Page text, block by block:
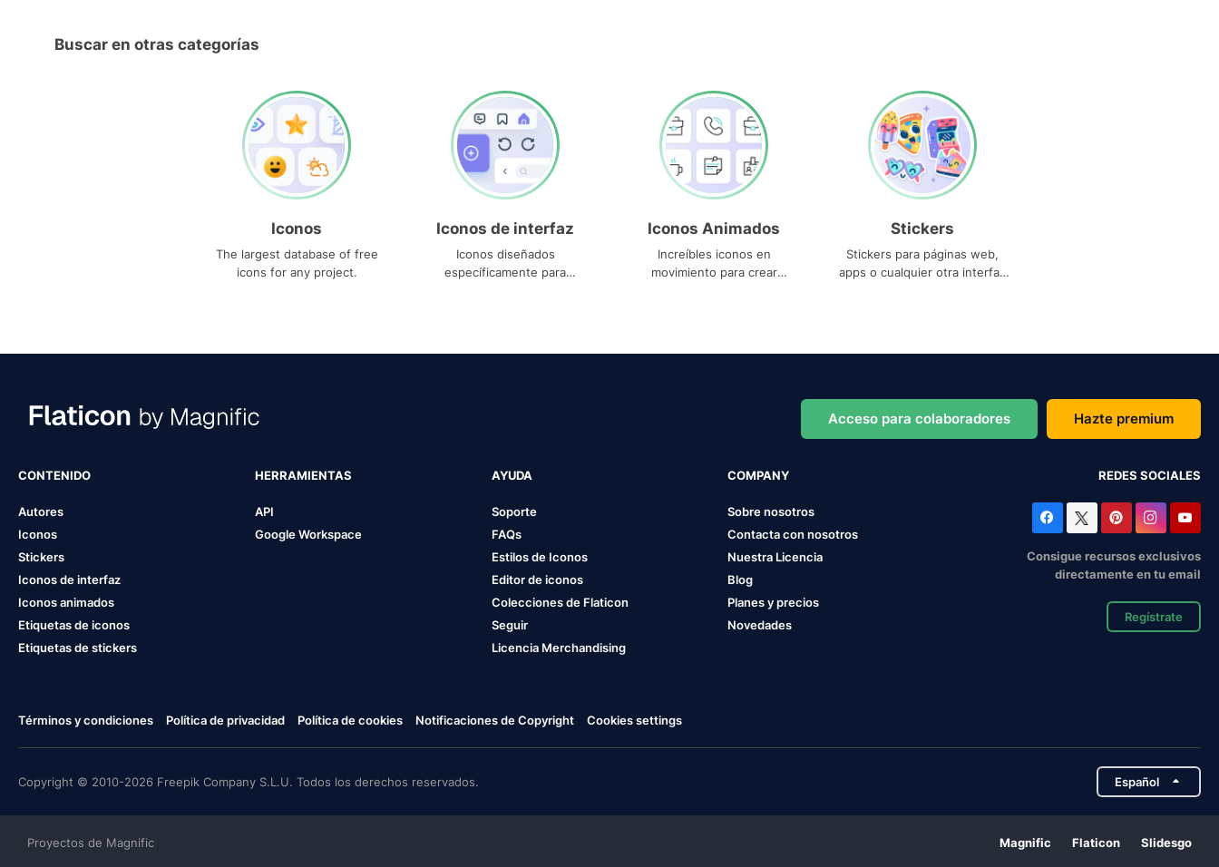
Buscar en otras categorías
Iconos
The largest database of free
icons for any project.
Iconos de interfaz
Iconos diseñados
específicamente para
Iconos Animados
Increíbles iconos en
movimiento para crear
Stickers
Stickers para páginas web,
apps o cualquier otra interfaz
Acceso para colaboradores Hazte premium
CONTENIDO
Autores
Iconos
Stickers
Iconos de interfaz
Iconos animados
Etiquetas de iconos
Etiquetas de stickers
HERRAMIENTAS
API
Google Workspace
AYUDA
Soporte
FAQs
Estilos de Iconos
Editor de iconos
Colecciones de Flaticon
Seguir
Licencia Merchandising
COMPANY
Sobre nosotros
Contacta con nosotros
Nuestra Licencia
Blog
Planes y precios
Novedades
REDES SOCIALES
Consigue recursos exclusivos
directamente en tu email
Regístrate
Términos y condiciones Política de privacidad Política de cookies Notificaciones de Copyright Cookies settings
Copyright © 2010-2026 Freepik Company S.L.U. Todos los derechos reservados. Español
Proyectos de Magnific Magnific Flaticon Slidesgo